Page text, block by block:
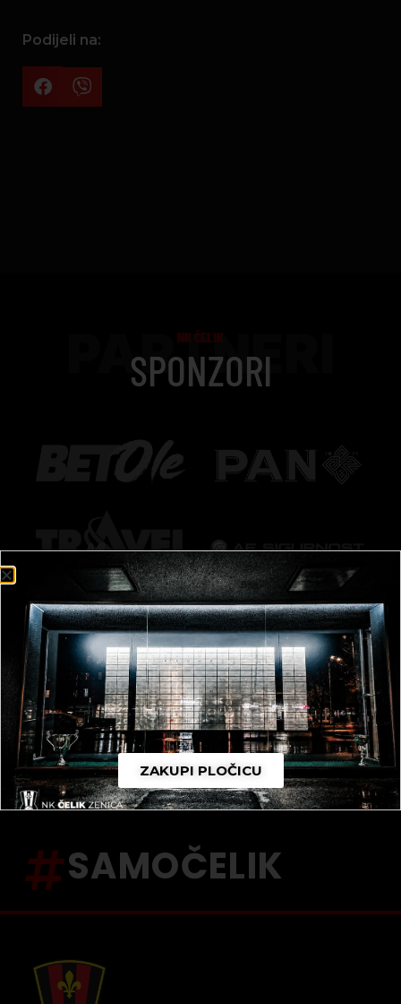
Podijeli na:
PARTNERI
NK ČELIK
SPONZORI
SAMOČELIK
ZAKUPI PLOČICU